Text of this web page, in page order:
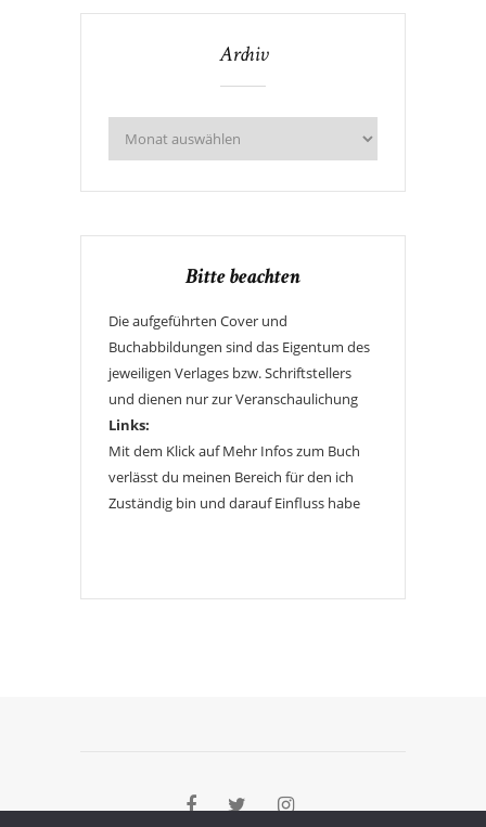
Archiv
Bitte beachten
Die aufgeführten Cover und
Buchabbildungen sind das Eigentum des
jeweiligen Verlages bzw. Schriftstellers
und dienen nur zur Veranschaulichung
Links:
Mit dem Klick auf Mehr Infos zum Buch
verlässt du meinen Bereich für den ich
Zuständig bin und darauf Einfluss habe